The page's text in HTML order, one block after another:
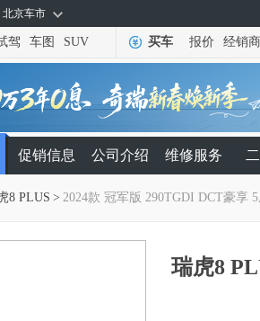
北京车市
驾 车图 SUV 买车 报价 经销商
促销信息 公司介绍 维修服务
8 PLUS > 2024款 冠军版 290TGDI DCT豪享
瑞虎8